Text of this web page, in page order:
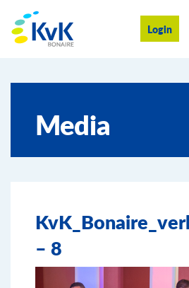
KvK Bonaire
Login
Advies en informatie
Ondernemen op Bonaire
Nieuws & Events
Zoeken
Media
– 8